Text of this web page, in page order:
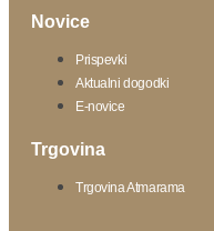
Novice
Prispevki
Aktualni dogodki
E-novice
Trgovina
Trgovina Atmarama